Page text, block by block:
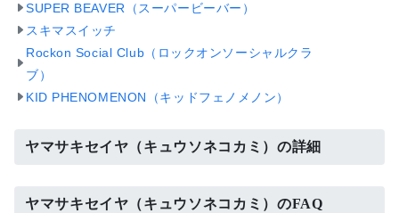
SUPER BEAVER（スーパービーバー）
スキマスイッチ
Rockon Social Club（ロックオンソーシャルクラ
ブ）
KID PHENOMENON（キッドフェノメノン）
ヤマサキセイヤ（キュウソネコカミ）の詳細
ヤマサキセイヤ（キュウソネコカミ）のFAQ